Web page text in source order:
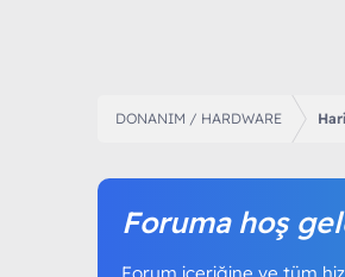
DONANIM / HARDWARE
Foruma hoş